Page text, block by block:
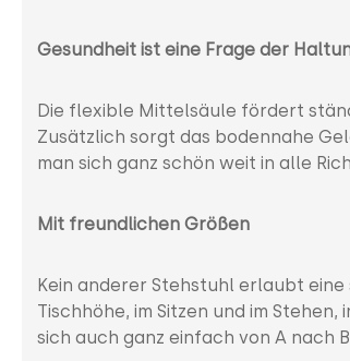
Gesundheit ist eine Frage der
Die flexible Mittelsäule fördert
Zusätzlich sorgt das bodennahe
man sich ganz schön weit in alle
Mit freundlichen Größen
Kein anderer Stehstuhl erlaubt
Tischhöhe, im Sitzen und im
sich auch ganz einfach von A nach